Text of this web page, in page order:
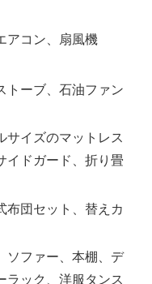
アコン、扇風機
トーブ、石油ファン
サイズのマットレス
イドガード、折り畳
布団セット、替えカ
ソファー、本棚、デ
ラック、洋服タンス